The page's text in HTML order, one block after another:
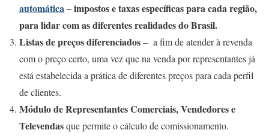
automática –impostos e taxas específicas para cada região,
para lidar com as diferentes realidades do Brasil.
Listas de preços diferenciados– a fim de atender à revenda
com o preço certo, uma vez que na venda por representantes já
está estabelecida a prática de diferentes preços para cada perfil
de clientes.
Módulo de Representantes Comerciais, Vendedores e
Televendasque permite o cálculo de comissionamento.